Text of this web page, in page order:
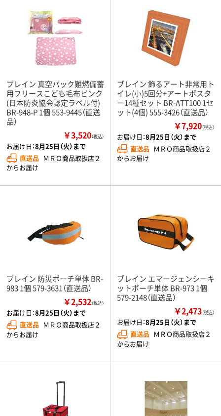
ブレイン 真空パック難燃備蓄
用フリースこども毛布ピンク
(日本防炎協会認定ラベル付)
BR-948-P 1個 553-9445（直送
品）
￥3,520（税込）
お届け日：8月25日（火）まで
直送品 ＭＲＯ商品取扱店２
からお届け
ブレイン 飾るアート非常用ト
イレ(小)5回分+アートポスタ
ー14種セット BR-ATT100 1セ
ット(4個) 555-3426（直送品）
￥7,920（税込）
お届け日：8月25日（火）まで
直送品 ＭＲＯ商品取扱店２
からお届け
ブレイン 防災ポーチ単体 BR-
983 1個 579-3631（直送品）
￥2,532（税込）
お届け日：8月25日（火）まで
直送品 ＭＲＯ商品取扱店２
からお届け
ブレイン エマージェンシーキ
ットポーチ単体 BR-973 1個
579-2148（直送品）
￥2,473（税込）
お届け日：8月25日（火）まで
直送品 ＭＲＯ商品取扱店２
からお届け